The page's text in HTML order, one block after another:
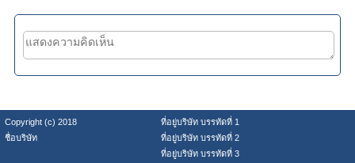
Copyright (c) 2018
ที่อยู่บริษัท บรรทัดที่ 1
ชื่อบริษัท
ที่อยู่บริษัท บรรทัดที่ 2
ที่อยู่บริษัท บรรทัดที่ 3